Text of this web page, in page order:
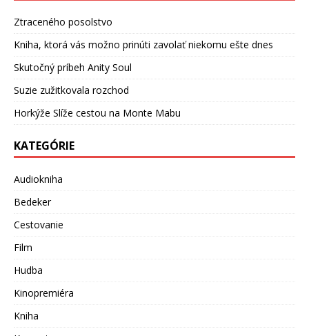
Ztraceného posolstvo
Kniha, ktorá vás možno prinúti zavolať niekomu ešte dnes
Skutočný príbeh Anity Soul
Suzie zužitkovala rozchod
Horkýže Slíže cestou na Monte Mabu
KATEGÓRIE
Audiokniha
Bedeker
Cestovanie
Film
Hudba
Kinopremiéra
Kniha